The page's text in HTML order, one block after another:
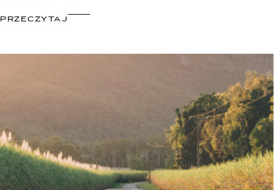
PRZECZYTAJ